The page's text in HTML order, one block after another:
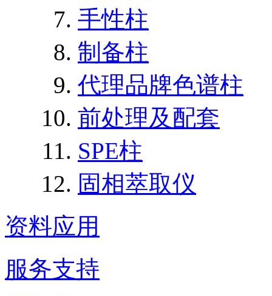
手性柱
制备柱
代理品牌色谱柱
前处理及配套
SPE柱
固相萃取仪
资料应用
服务支持